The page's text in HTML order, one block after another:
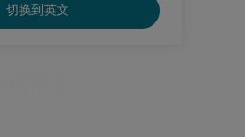
切换到英文